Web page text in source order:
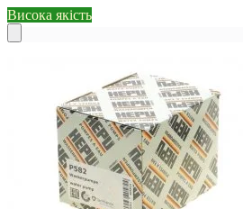
Висока якість